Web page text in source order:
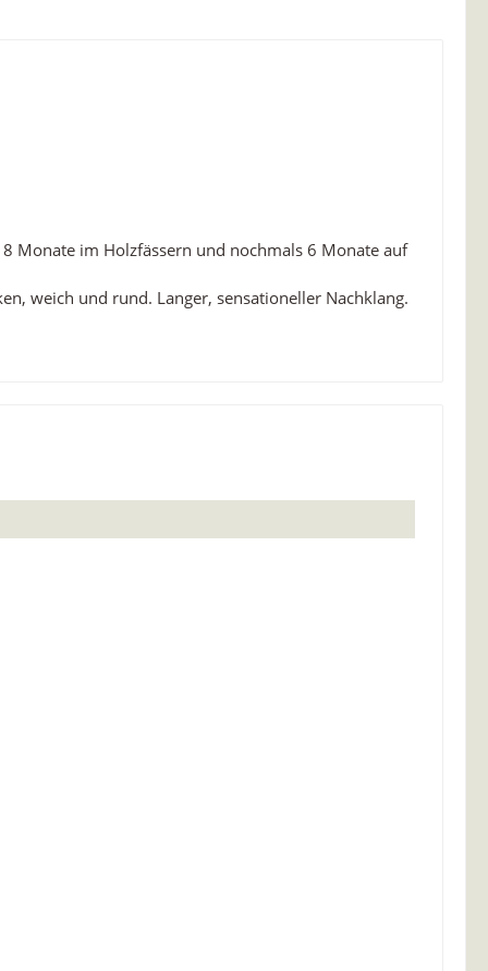
Monate im Holzfässern und nochmals 6 Monate auf
weich und rund. Langer, sensationeller Nachklang.